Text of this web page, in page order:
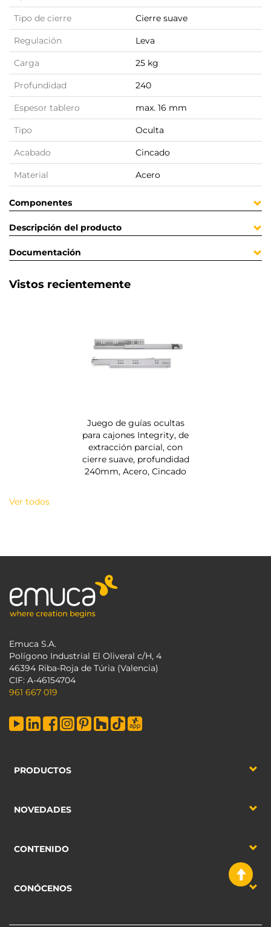
Tipo de cierre Cierre suave
Regulación Leva
Carga 25 kg
Profundidad 240
Espesor tablero max. 16 mm
Tipo Oculta
Acabado Cincado
Material Acero
Componentes
Descripción del producto
Documentación
Vistos recientemente
Juego de guías ocultas
para cajones Integrity, de
extracción parcial, con
cierre suave, profundidad
240mm, Acero, Cincado
Ver todos
Emuca S.A.
Polígono Industrial El Oliveral c/H, 4
46394 Riba-Roja de Túria (Valencia)
CIF: A-46154704
961 667 019
PRODUCTOS
NOVEDADES
CONTENIDO
CONÓCENOS